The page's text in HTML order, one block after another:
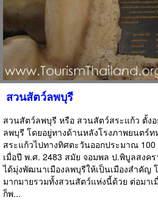
สวนสัตว์ลพบุรี
สวนสัตว์ลพบุรี หรือ สวนสัตว์สระแก้ว ตั้งอ
ลพบุรี โดยอยู่ทางด้านหลังโรงภาพยนตร์ท
สระแก้วไปทางทิศตะวันออกประมาณ
เมื่อปี พ.ศ. 2483 สมัย จอมพล ป.พิบูลสงค
ได้มุ่งพัฒนาเมืองลพบุรีให้เป็นเมืองสำคัญ
มากมายรวมทั้งสวนสัตว์แห่งนี้ด้วย ต่อมา
ก็พ...